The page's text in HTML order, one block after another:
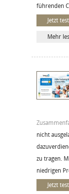
führenden
Jetzt
Mehr
nicht
zu tragen.
niedrigen
Jetzt